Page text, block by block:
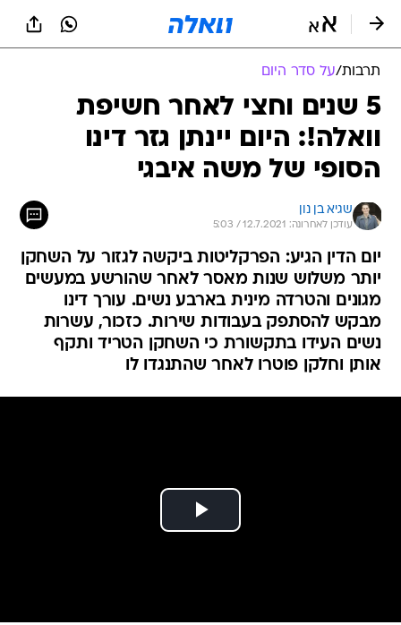
תרבות/על סדר היום
5 שנים וחצי לאחר חשיפת
וואלה!: היום יינתן גזר דינו
הסופי של משה איבגי
שגיא בן נון
עודכן לאחרונה: 12.7.2021 / 5:03
יום הדין הגיע: הפרקליטות ביקשה לגזור על השחקן
יותר משלוש שנות מאסר לאחר שהורשע במעשים
מגונים והטרדה מינית בארבע נשים. עורך דינו
מבקש להסתפק בעבודות שירות. כזכור, עשרות
נשים העידו בתקשורת כי השחקן הטריד ותקף
אותן וחלקן פוטרו לאחר שהתנגדו לו